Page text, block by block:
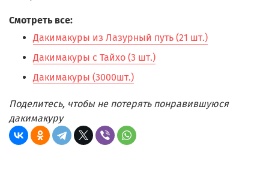
Смотреть все:
Дакимакуры из Лазурный путь (21 шт.)
Дакимакуры с Тайхо (3 шт.)
Дакимакуры (3000шт.)
Поделитесь, чтобы не потерять понравившуюся
дакимакуру